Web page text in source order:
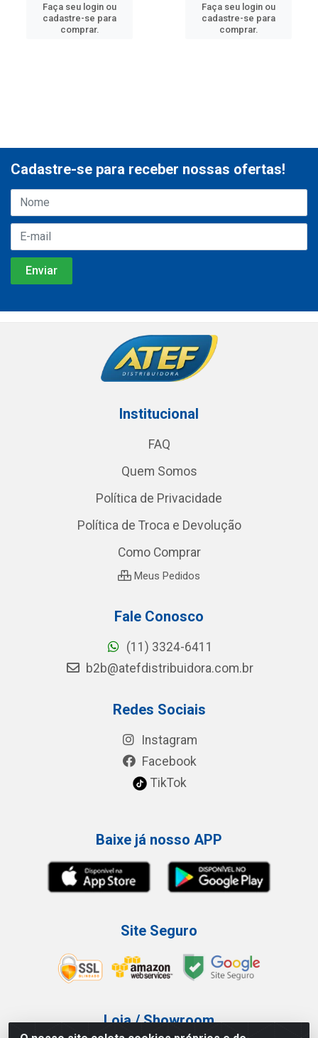
Faça seu login ou
cadastre-se para
comprar.
Faça seu login ou
cadastre-se para
comprar.
Cadastre-se para receber nossas ofertas!
Institucional
FAQ
Quem Somos
Política de Privacidade
Política de Troca e Devolução
Como Comprar
Meus Pedidos
Fale Conosco
(11) 3324-6411
b2b@atefdistribuidora.com.br
Redes Sociais
Instagram
Facebook
TikTok
Baixe já nosso APP
Site Seguro
Loja / Showroom